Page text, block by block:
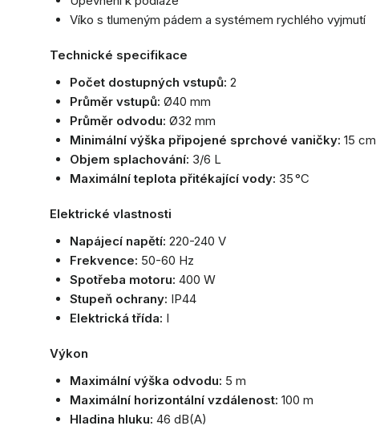
Víko s tlumeným pádem a systémem rychlého vyjmutí
Technické specifikace
Počet dostupných vstupů: 2
Průměr vstupů: Ø40 mm
Průměr odvodu: Ø32 mm
Minimální výška připojené sprchové vaničky: 15 cm
Objem splachování: 3/6 L
Maximální teplota přitékající vody: 35 °C
Elektrické vlastnosti
Napájecí napětí: 220-240 V
Frekvence: 50-60 Hz
Spotřeba motoru: 400 W
Stupeň ochrany: IP44
Elektrická třída: I
Výkon
Maximální výška odvodu: 5 m
Maximální horizontální vzdálenost: 100 m
Hladina hluku: 46 dB(A)